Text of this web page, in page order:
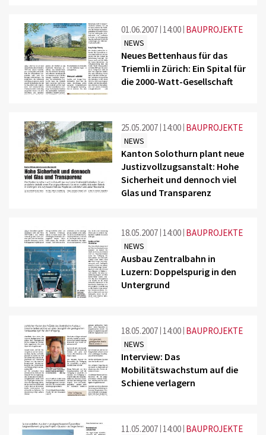
01.06.2007 14:00 BAUPROJEKTE
NEWS
Neues Bettenhaus für das
Triemli in Zürich: Ein Spital für
die 2000-Watt-Gesellschaft
25.05.2007 14:00 BAUPROJEKTE
NEWS
Kanton Solothurn plant neue
Justizvollzugsanstalt: Hohe
Sicherheit und dennoch viel
Glas und Transparenz
18.05.2007 14:00 BAUPROJEKTE
NEWS
Ausbau Zentralbahn in
Luzern: Doppelspurig in den
Untergrund
18.05.2007 14:00 BAUPROJEKTE
NEWS
Interview: Das
Mobilitätswachstum auf die
Schiene verlagern
11.05.2007 14:00 BAUPROJEKTE